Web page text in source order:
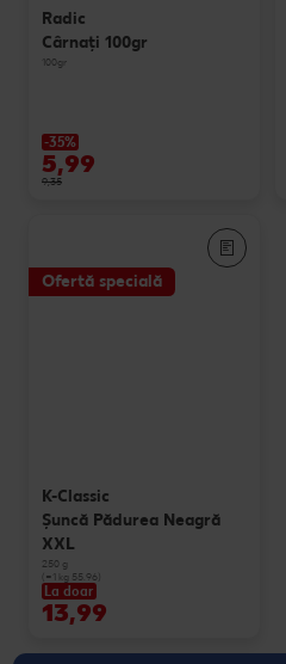
Radic
Cârnaţi 100gr
100gr
-35%
5,99
9,35
Ofertă specială
K-Classic
Şuncă Pădurea Neagră
XXL
250 g
(=1 kg 55.96)
La doar
13,99